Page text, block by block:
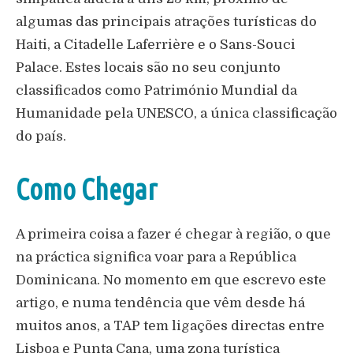
algumas das principais atrações turísticas do
Haiti, a Citadelle Laferrière e o Sans-Souci
Palace. Estes locais são no seu conjunto
classificados como Património Mundial da
Humanidade pela UNESCO, a única classificação
do país.
Como Chegar
A primeira coisa a fazer é chegar à região, o que
na práctica significa voar para a República
Dominicana. No momento em que escrevo este
artigo, e numa tendência que vêm desde há
muitos anos, a TAP tem ligações directas entre
Lisboa e Punta Cana, uma zona turística